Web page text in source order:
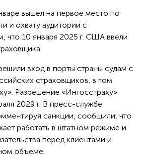
вышел на первое место по
и охвату аудитории с
что 10 января 2025 г. США ввели
вход в порты страны судам с
страховщиков, в том
Разрешение «Ингосстраху»
2029 г. В пресс-службе
санкции, сообщили, что
работать в штатном режиме и
перед клиентами и
объеме.